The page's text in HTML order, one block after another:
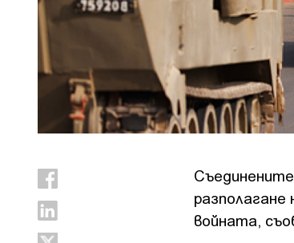
разполагане
войната,